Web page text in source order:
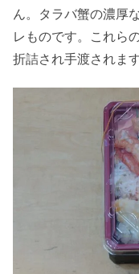
ん。タラバ蟹の濃厚
レものです。これら
折詰され手渡されます